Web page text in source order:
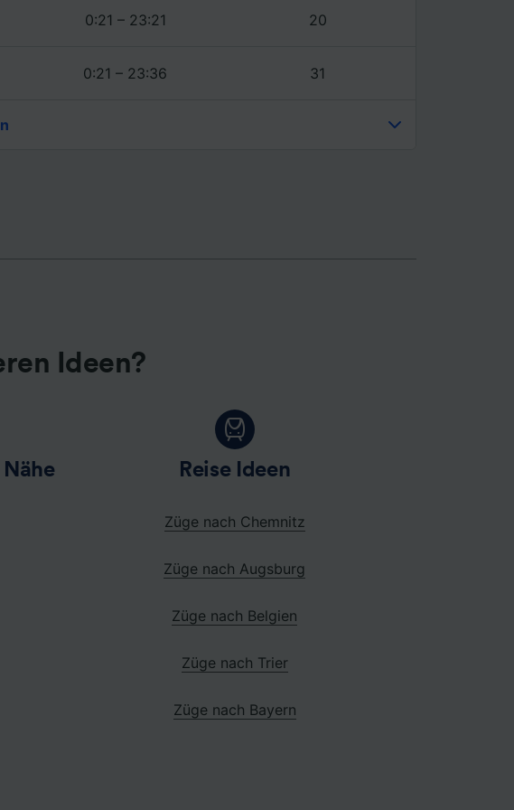
0:21 – 23:21 20
0:21 – 23:36 31
Ideen?
Reise Ideen
Züge nach Chemnitz
Züge nach Augsburg
Züge nach Belgien
Züge nach Trier
Züge nach Bayern